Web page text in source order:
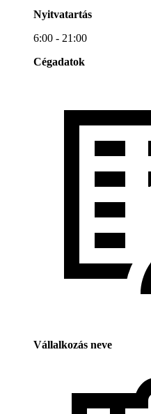
Nyitvatartás
6:00 - 21:00
Cégadatok
Vállalkozás neve